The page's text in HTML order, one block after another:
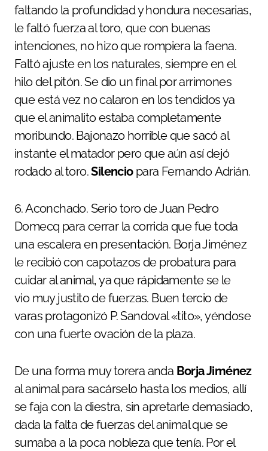
faltando la profundidad y hondura necesarias,
le faltó fuerza al toro, que con buenas
intenciones, no hizo que rompiera la faena.
Faltó ajuste en los naturales, siempre en el
hilo del pitón. Se dio un final por arrimones
que está vez no calaron en los tendidos ya
que el animalito estaba completamente
moribundo. Bajonazo horrible que sacó al
instante el matador pero que aún así dejó
rodado al toro.Silenciopara Fernando Adrián.
6. Aconchado. Serio toro de Juan Pedro
Domecq para cerrar la corrida que fue toda
una escalera en presentación. Borja Jiménez
le recibió con capotazos de probatura para
cuidar al animal, ya que rápidamente se le
vio muy justito de fuerzas. Buen tercio de
varas protagonizó P. Sandoval «tito», yéndose
con una fuerte ovación de la plaza.
De una forma muy torera anda Borja Jiménez
al animal para sacárselo hasta los medios, allí
se faja con la diestra, sin apretarle demasiado,
dada la falta de fuerzas del animal que se
sumaba a la poca nobleza que tenía. Por el